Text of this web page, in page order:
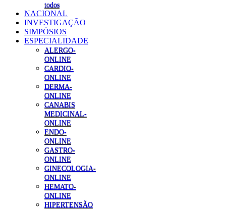
todos
NACIONAL
INVESTIGAÇÃO
SIMPÓSIOS
ESPECIALIDADE
ALERGO-
ONLINE
CARDIO-
ONLINE
DERMA-
ONLINE
CANABIS
MEDICINAL-
ONLINE
ENDO-
ONLINE
GASTRO-
ONLINE
GINECOLOGIA-
ONLINE
HEMATO-
ONLINE
HIPERTENSÃO